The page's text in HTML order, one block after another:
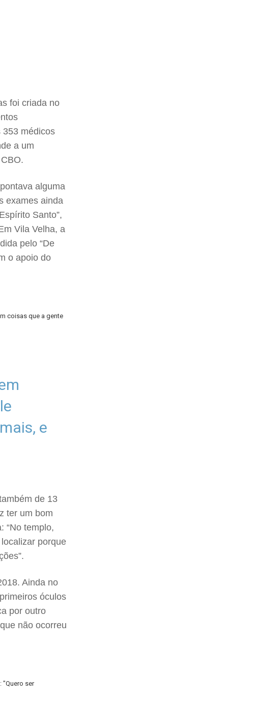
foi criada no
353 médicos
a um
alguma
exames ainda
Santo”,
Vila Velha, a
pelo “De
o apoio do
coisas que a gente
e
de 13
ter um bom
“No templo,
porque
Ainda no
óculos
por outro
não ocorreu
"Quero ser